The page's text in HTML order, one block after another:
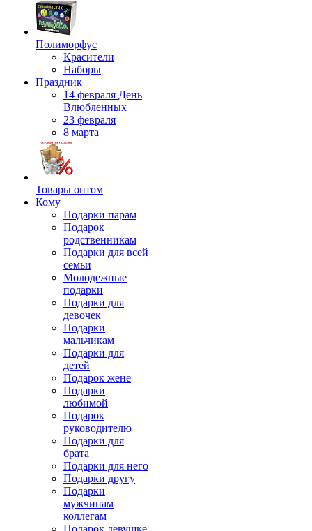
Полиморфус
Красители
Наборы
Праздник
14 февраля День
Влюбленных
23 февраля
8 марта
Товары оптом
Кому
Подарки парам
Подарок
родственникам
Подарки для всей
семьи
Молодежные
подарки
Подарки для
девочек
Подарки
мальчикам
Подарки для
детей
Подарок жене
Подарки
любимой
Подарок
руководителю
Подарки для
брата
Подарки для него
Подарки другу
Подарки
мужчинам
коллегам
Подарок девушке